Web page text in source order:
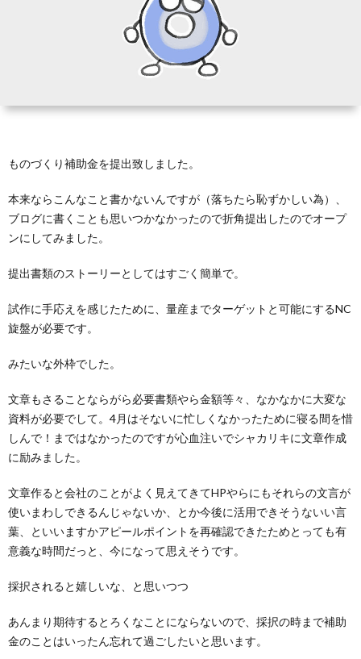
ものづくり補助金を提出致しました。
本来ならこんなこと書かないんですが（落ちたら恥ずかしい為）、
ブログに書くことも思いつかなかったので折角提出したのでオープ
ンにしてみました。
提出書類のストーリーとしてはすごく簡単で。
試作に手応えを感じたために、量産までターゲットと可能にするNC
旋盤が必要です。
みたいな外枠でした。
文章もさることならがら必要書類やら金額等々、なかなかに大変な
資料が必要でして。4月はそないに忙しくなかったために寝る間を惜
しんで！まではなかったのですが心血注いでシャカリキに文章作成
に励みました。
文章作ると会社のことがよく見えてきてHPやらにもそれらの文言が
使いまわしできるんじゃないか、とか今後に活用できそうないい言
葉、といいますかアピールポイントを再確認できたためとっても有
意義な時間だっと、今になって思えそうです。
採択されると嬉しいな、と思いつつ
あんまり期待するとろくなことにならないので、採択の時まで補助
金のことはいったん忘れて過ごしたいと思います。